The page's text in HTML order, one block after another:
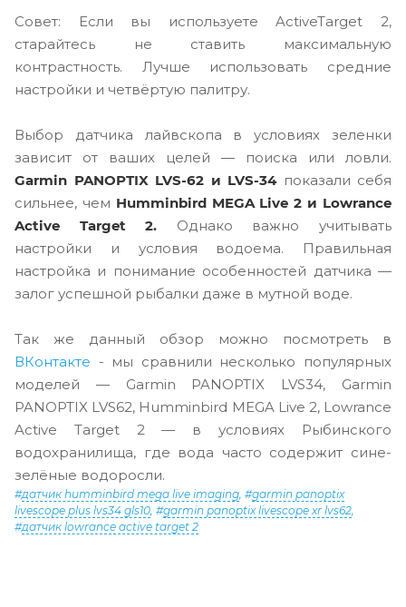
Совет: Если вы используете ActiveTarget 2,
старайтесь не ставить максимальную
контрастность. Лучше использовать средние
настройки и четвёртую палитру.
Выбор датчика лайвскопа в условиях зеленки
зависит от ваших целей — поиска или ловли.
Garmin PANOPTIX LVS-62 и LVS-34показали себя
сильнее, чем Humminbird MEGA Live 2 и Lowrance
Active Target 2. Однако важно учитывать
настройки и условия водоема. Правильная
настройка и понимание особенностей датчика —
залог успешной рыбалки даже в мутной воде.
Так же данный обзор можно посмотреть в
ВКонтакте - мы сравнили несколько популярных
моделей — Garmin PANOPTIX LVS34, Garmin
PANOPTIX LVS62, Humminbird MEGA Live 2, Lowrance
Active Target 2 — в условиях Рыбинского
водохранилища, где вода часто содержит сине-
зелёные водоросли.
#датчик humminbird mega live imaging, #garmin panoptix
livescope plus lvs34 gls10, #garmin panoptix livescope xr lvs62,
#датчик lowrance active target 2